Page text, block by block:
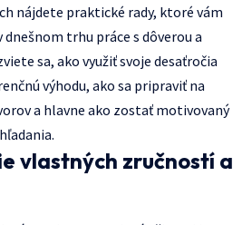
nájdete praktické rady, ktoré vám
dnešnom trhu práce s dôverou a
sa, ako využiť svoje desaťročia
výhodu, ako sa pripraviť na
a hlavne ako zostať motivovaný
vlastných zručností a